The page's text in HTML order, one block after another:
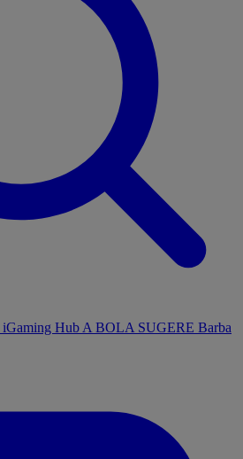
iGaming Hub A BOLA SUGERE Barba